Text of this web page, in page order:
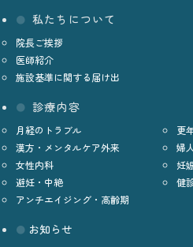
私たちについて
院長ご挨拶
医師紹介
施設基準に関する届け出
診療内容
月経のトラブル
更
漢方・メンタルケア外来
婦
女性内科
妊
避妊・中絶
健
アンチエイジング・高齢期
お知らせ